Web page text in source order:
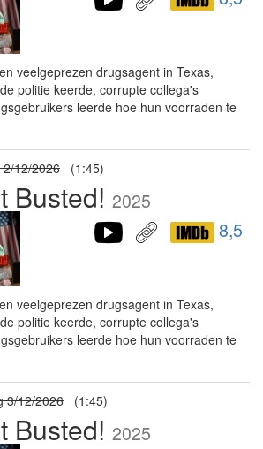
veelgeprezen drugsagent in Texas,
politie keerde, corrupte collega's
leerde hoe hun voorraden te
12/2026 (1:45)
Busted! 2025
8,5
veelgeprezen drugsagent in Texas,
politie keerde, corrupte collega's
leerde hoe hun voorraden te
3/12/2026 (1:45)
Busted! 2025